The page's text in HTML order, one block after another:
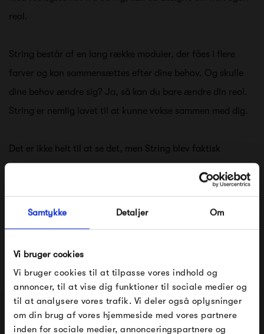
Samtykke Detaljer Om
Vi bruger cookies
Vi bruger cookies til at tilpasse vores indhold og
annoncer, til at vise dig funktioner til sociale medier og
til at analysere vores trafik. Vi deler også oplysninger
om din brug af vores hjemmeside med vores partnere
inden for sociale medier, annonceringspartnere og
reol.
String består af en lang række moduler, der fåes i flere
farver og kan sammensættes efter dine behov. Og skulle
dine behov ændre sig? Ja, så kan du bare ændre din reol.
String er nemlig lavet til at kunne vokse sammen med dig.
Det er ikke helt til at se det, men String blev faktisk
String, der designede reolen, men siden er der kommet flere
Se alle varer fra String
Produkter fra samme kategori
FÅ 10% PÅ DIN NÆSTE ORDRE